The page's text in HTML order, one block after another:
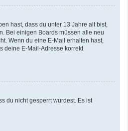
hast, dass du unter 13 Jahre alt bist,
Bei einigen Boards müssen alle neu
Wenn du eine E-Mail erhalten hast,
deine E-Mail-Adresse korrekt
du nicht gesperrt wurdest. Es ist